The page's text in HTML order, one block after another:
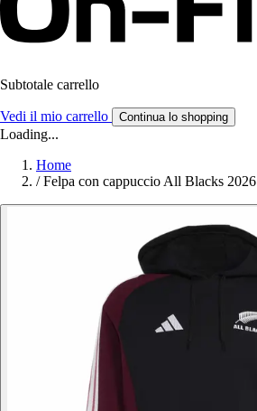
Subtotale carrello
Vedi il mio carrello Continua lo shopping
Loading...
Home
/ Felpa con cappuccio All Blacks 2026